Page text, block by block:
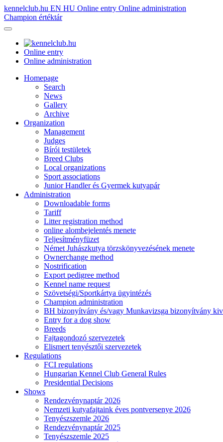
kennelclub.hu EN HU Online entry Online administration
Champion értéktár
Online entry
Online administration
Homepage
Search
News
Gallery
Archive
Organization
Management
Judges
Bírói testületek
Breed Clubs
Local organizations
Sport associations
Junior Handler és Gyermek kutyapár
Administration
Downloadable forms
Tariff
Litter registration method
online alombejelentés menete
Teljesítményfüzet
Német Juhászkutya törzskönyvezésének menete
Ownerchange method
Nostrification
Export pedigree method
Kennel name request
Szövetségi/Sportkártya ügyintézés
Champion administration
BH bizonyítvány és/vagy Munkavizsga bizonyítvány
Entry for a dog show
Breeds
Fajtagondozó szervezetek
Elismert tenyésztői szervezetek
Regulations
FCI regulations
Hungarian Kennel Club General Rules
Presidential Decisions
Shows
Rendezvénynaptár 2026
Nemzeti kutyafajtaink éves pontversenye 2026
Tenyészszemle 2026
Rendezvénynaptár 2025
Tenyészszemle 2025